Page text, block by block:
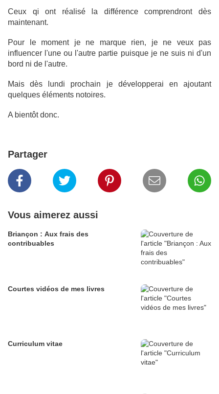
Ceux qi ont réalisé la différence comprendront dès
maintenant.
Pour le moment je ne marque rien, je ne veux pas
influencer l'une ou l'autre partie puisque je ne suis ni d'un
bord ni de l'autre.
Mais dès lundi prochain je développerai en ajoutant
quelques éléments notoires.
A bientôt donc.
Partager
Vous aimerez aussi
Briançon : Aux frais des
contribuables
Courtes vidéos de mes livres
Curriculum vitae